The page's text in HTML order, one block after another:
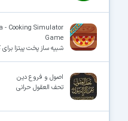
- Cooking Simulator
Game
شبیه ساز پخت پیتزا برای
اصول و فروع دین
تحف العقول حرانی